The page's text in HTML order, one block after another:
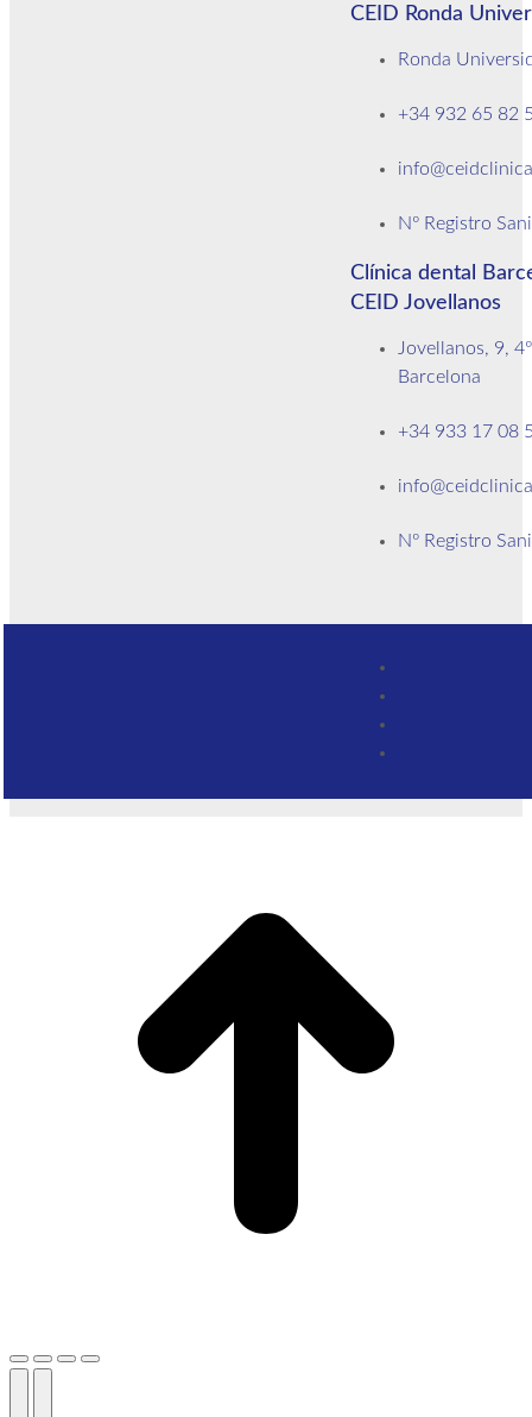
CEID Ronda
Ronda
+34 932 65 82
Nº Registro
Clínica dental
CEID Jovellanos
Jovellanos, 9,
Barcelona
+34 933 17 08
Nº Registro